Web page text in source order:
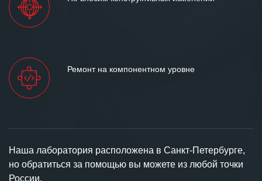
Ремонт на компонентном уровне
Наша лаборатория расположена в Санкт-Петербурге,
но обратиться за помощью вы можете из любой точки
России.